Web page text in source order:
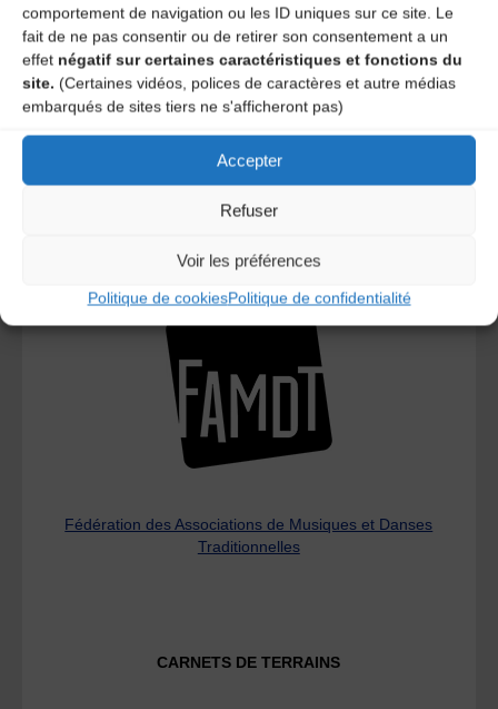
comportement de navigation ou les ID uniques sur ce site. Le
fait de ne pas consentir ou de retirer son consentement a un
effet négatif sur certaines caractéristiques et fonctions du
site. (Certaines vidéos, polices de caractères et autre médias
embarqués de sites tiers ne s'afficheront pas)
Accepter
Refuser
Voir les préférences
Politique de cookiesPolitique de confidentialité
Le distributeur des musiques Trad'
L’AMTA EST MEMBRE DE LA
Fédération des Associations de Musiques et Danses
Traditionnelles
CARNETS DE TERRAINS